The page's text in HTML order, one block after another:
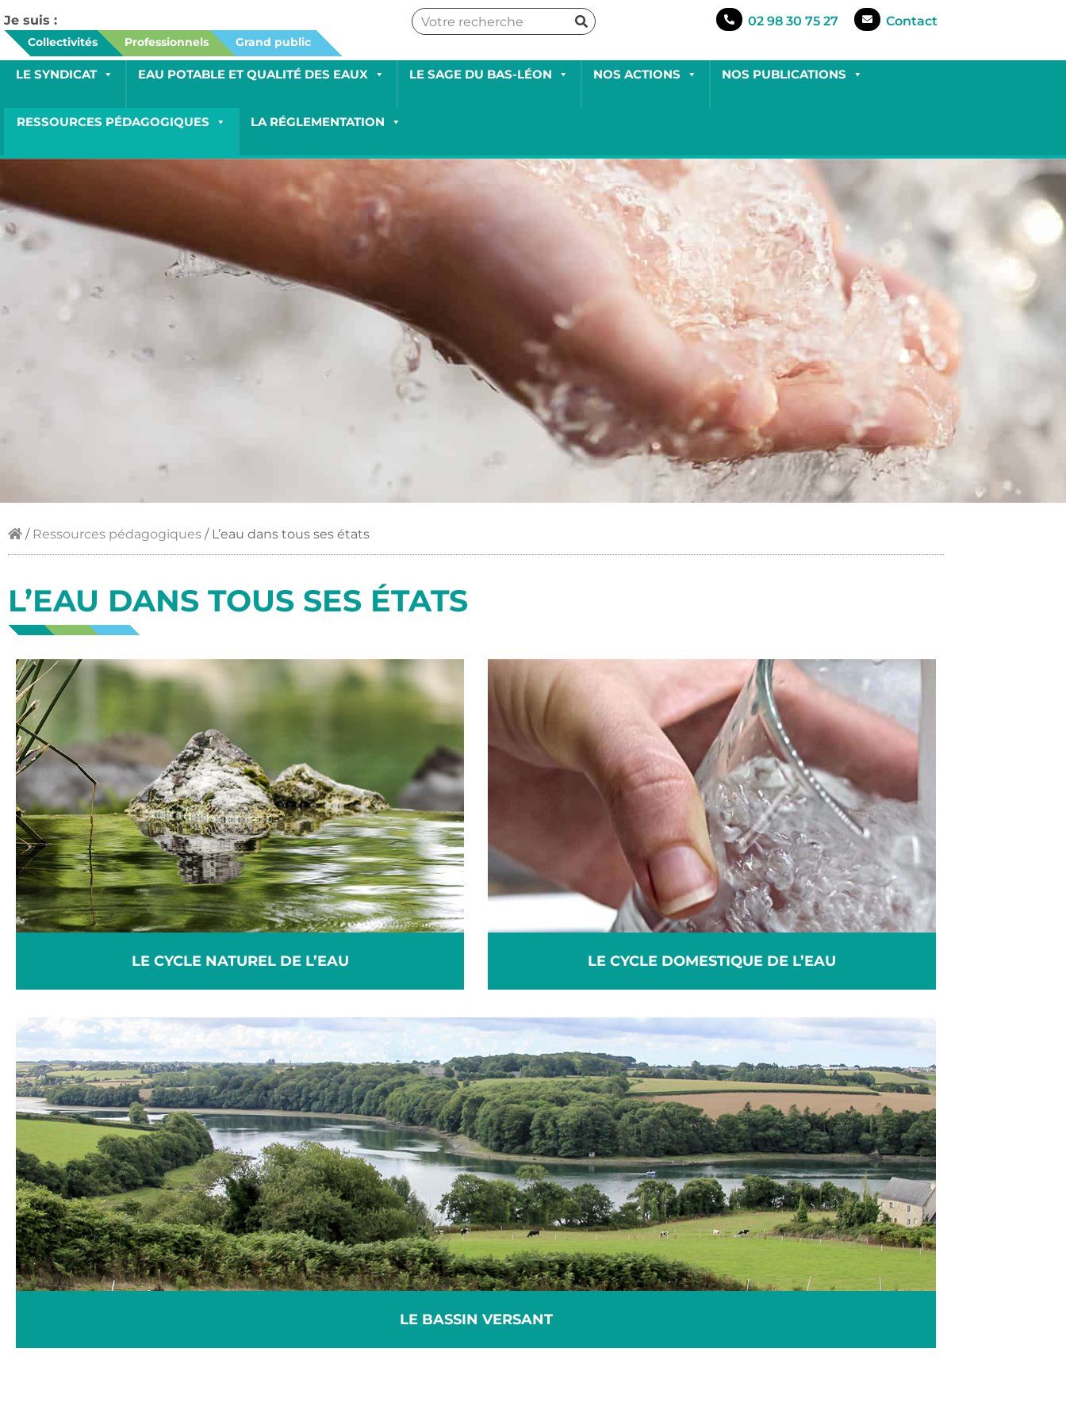
Je suis :
Collectivités Professionnels Grand public
02 98 30 75 27 Contact
LE SYNDICAT EAU POTABLE ET QUALITÉ DES EAUX LE SAGE DU BAS-LÉON NOS ACTIONS NOS PUBLICATIONS
RESSOURCES PÉDAGOGIQUES LA RÉGLEMENTATION
/ Ressources pédagogiques / L’eau dans tous ses états
L’EAU DANS TOUS SES ÉTATS
LE CYCLE NATUREL DE L’EAU LE CYCLE DOMESTIQUE DE L’EAU
LE BASSIN VERSANT